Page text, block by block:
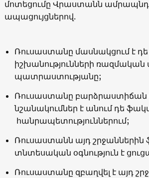
մոտեցումը Վրաստանն
ապացույցներով.
Ռուսաստանը մասնակցում է
իշխանությունների
պատրաստությանը;
Ռուսաստանը բարձրաստիճան
նշանակումներ է անում դե
հանրապետություններում;
Ռուսաստանն այդ
տնտեսական օգնություն է
Ռուսաստանը զբաղվել է այդ